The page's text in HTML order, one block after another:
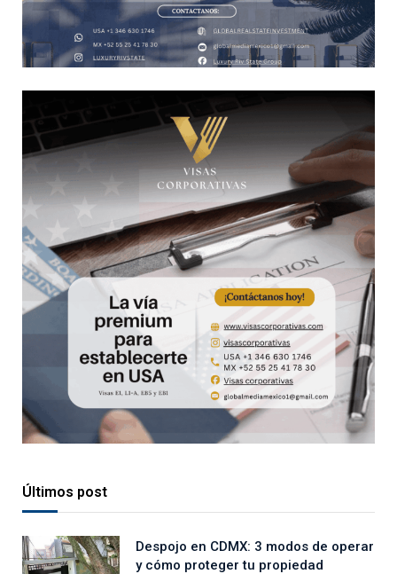
Últimos post
Despojo en CDMX: 3 modos de operar
y cómo proteger tu propiedad